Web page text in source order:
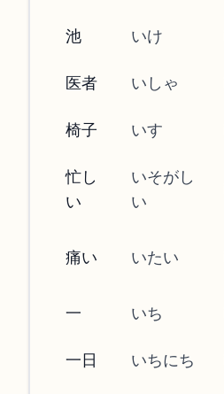
池 いけ
医者 いしゃ
椅子 いす
忙し
い
いそがし
い
痛い いたい
一 いち
一日 いちにち